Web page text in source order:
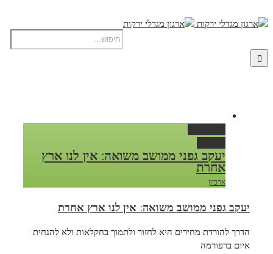
יעקב גפני ממושב משואה: אין לנו ארץ
אחרת
ארכיון
יעקב גפני ממושב משואה: אין לנו ארץ אחרת
הדרך להורדת מחירים היא לחזור ולתמוך בחקלאות ולא להנחית
איום ברפורמה